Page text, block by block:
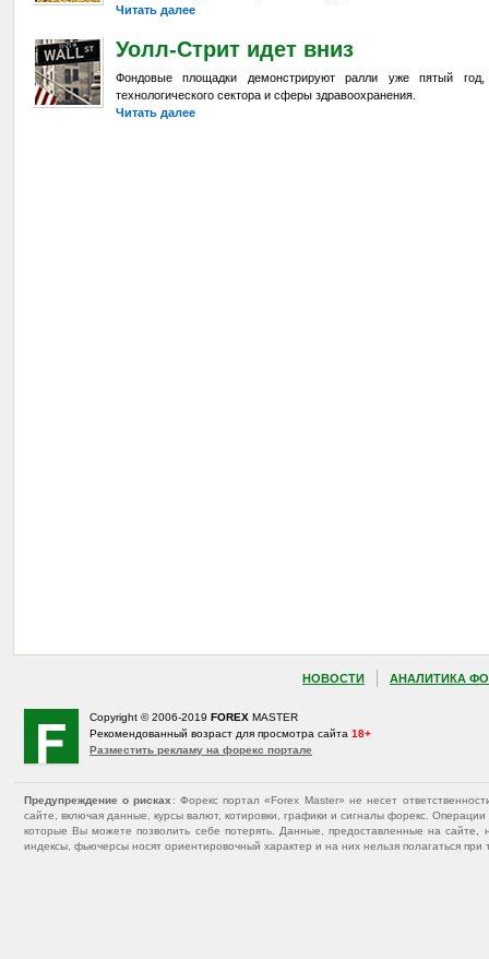
Читать далее
Уолл-Стрит идет вниз
Фондовые площадки демонстрируют ралли уже пятый
технологического сектора и сферы здравоохранения.
Читать далее
НОВОСТИ АНАЛИТИКА
Copyright © 2006-2019 FOREX MASTER
Рекомендованный возраст для просмотра сайта 18+
Разместить рекламу на форекс портале
Предупреждение о рисках : Форекс портал «Forex Master» не несет
сайте, включая данные, курсы валют, котировки, графики и сигналы форекс.
которые Вы можете позволить себе потерять. Данные, предоставленные на
индексы, фьючерсы носят ориентировочный характер и на них нельзя полагаться при